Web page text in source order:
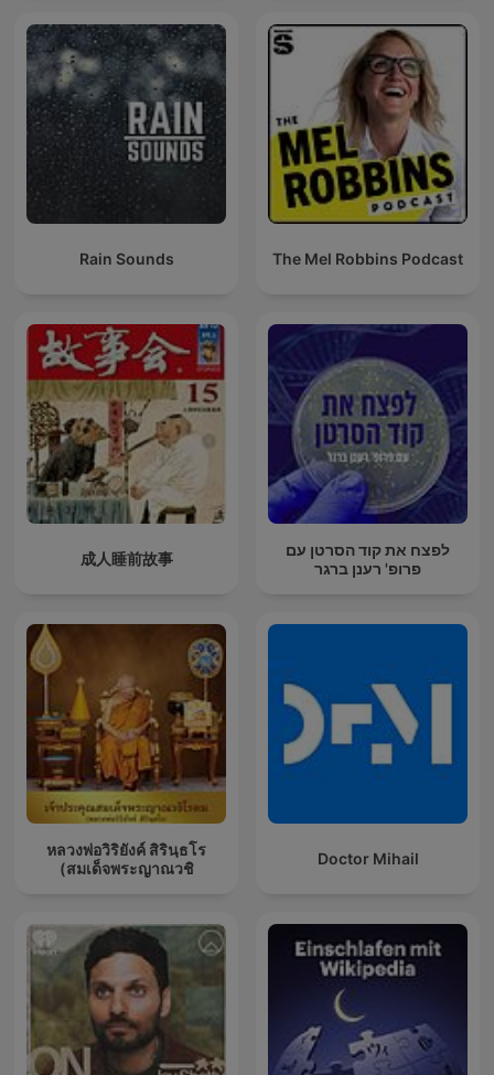
Rain Sounds The Mel Robbins Podcast
成人睡前故事
לפצח את קוד הסרטן עם
פרופ' רענן ברגר
หลวงพ่อวิริยังค์ สิรินฺธโร
(สมเด็จพระญาณวชิ
Doctor Mihail